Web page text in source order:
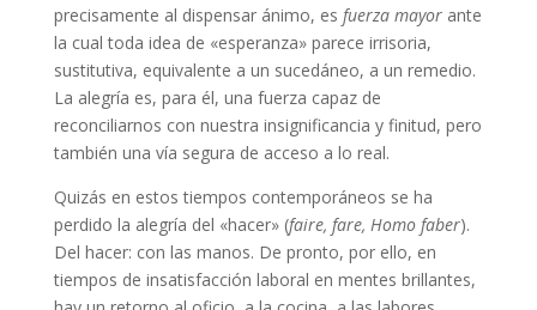
precisamente al dispensar ánimo, es fuerza mayorante
la cual toda idea de «esperanza» parece irrisoria,
sustitutiva, equivalente a un sucedáneo, a un remedio.
La alegría es, para él, una fuerza capaz de
reconciliarnos con nuestra insignificancia y finitud, pero
también una vía segura de acceso a lo real.
Quizás en estos tiempos contemporáneos se ha
perdido la alegría del «hacer» (faire, fare, Homo faber).
Del hacer: con las manos. De pronto, por ello, en
tiempos de insatisfacción laboral en mentes brillantes,